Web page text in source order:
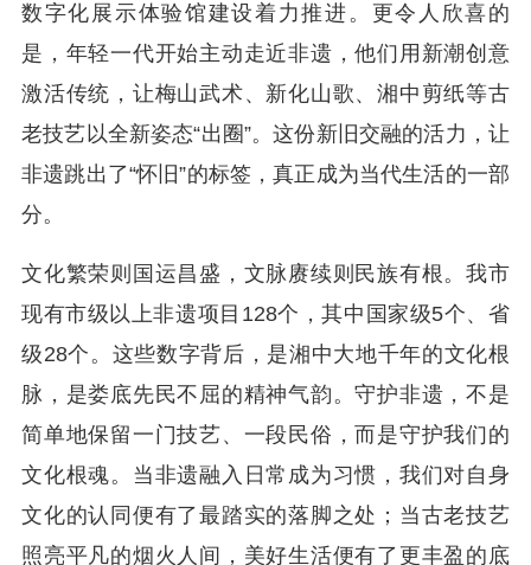
数字化展示体验馆建设着力推进。更令人欣喜的
是，年轻一代开始主动走近非遗，他们用新潮创意
激活传统，让梅山武术、新化山歌、湘中剪纸等古
老技艺以全新姿态“出圈”。这份新旧交融的活力，让
非遗跳出了“怀旧”的标签，真正成为当代生活的一部
分。
文化繁荣则国运昌盛，文脉赓续则民族有根。我市
现有市级以上非遗项目128个，其中国家级5个、省
级28个。这些数字背后，是湘中大地千年的文化根
脉，是娄底先民不屈的精神气韵。守护非遗，不是
简单地保留一门技艺、一段民俗，而是守护我们的
文化根魂。当非遗融入日常成为习惯，我们对自身
文化的认同便有了最踏实的落脚之处；当古老技艺
照亮平凡的烟火人间，美好生活便有了更丰盈的底